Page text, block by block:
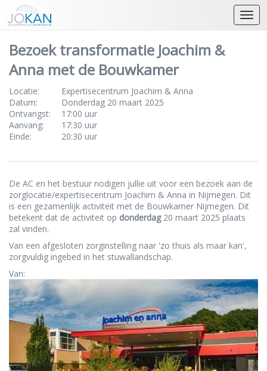
Bezoek transformatie Joachim &
Anna met de Bouwkamer
Locatie:
Expertisecentrum Joachim & Anna
Datum:
Donderdag 20 maart 2025
Ontvangst:
17:00 uur
Aanvang:
17:30 uur
Einde:
20:30 uur
De AC en het bestuur nodigen jullie uit voor een bezoek aan de
zorglocatie/expertisecentrum Joachim & Anna in Nijmegen. Dit
is een gezamenlijk activiteit met de Bouwkamer Nijmegen. Dit
betekent dat de activiteit op donderdag20 maart 2025 plaats
zal vinden.
Van een afgesloten zorginstelling naar 'zo thuis als maar kan',
zorgvuldig ingebed in het stuwallandschap.
Van: